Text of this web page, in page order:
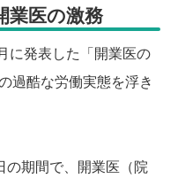
業医の激務
に発表した「開業医の
過酷な労働実態を浮き
の期間で、開業医（院